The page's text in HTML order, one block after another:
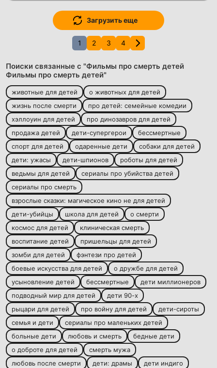
Загрузить еще
1 2 3 4
Поиски связанные с "Фильмы про смерть детей
Фильмы про смерть детей"
животные для детей
о животных для детей
жизнь после смерти
про детей: семейные комедии
хэллоуин для детей
про динозавров для детей
продажа детей
дети-супергерои
бессмертные
спорт для детей
одаренные дети
собаки для детей
дети: ужасы
дети-шпионов
роботы для детей
ведьмы для детей
сериалы про убийства детей
сериалы про смерть
взрослые сказки: магическое кино не для детей
дети-убийцы
школа для детей
о смерти
космос для детей
клиническая смерть
воспитание детей
пришельцы для детей
зомби для детей
фэнтези про детей
боевые искусства для детей
о дружбе для детей
усыновление детей
бессмертные
дети миллионеров
подводный мир для детей
дети 90-х
рыцари для детей
про войну для детей
дети-сироты
семья и дети
сериалы про маленьких детей
больные дети
любовь и смерть
бедные дети
о доброте для детей
смерть мужа
любовь после смерти
дети: драмы
дети индиго